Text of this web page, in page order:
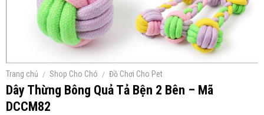
Trang chủ / Shop Cho Chó / Đồ Chơi Cho Pet
Dây Thừng Bông Quả Tả Bện 2 Bên – Mã
DCCM82